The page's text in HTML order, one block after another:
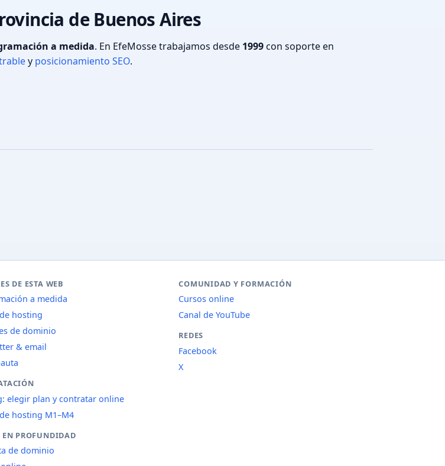
de Buenos Aires
a medida. En EfeMosse trabajamos desde 1999con soporte en
y posicionamiento SEO.
DE ESTA WEB
a medida
hosting
de dominio
& email
elegir plan y contratar online
hosting M1–M4
EN PROFUNDIDAD
de dominio
COMUNIDAD Y FORMACIÓN
Cursos online
Canal de YouTube
REDES
Facebook
X